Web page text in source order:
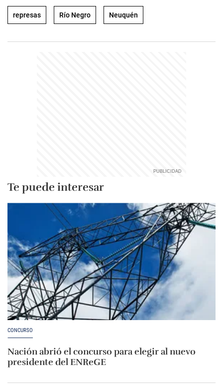
represas Río Negro Neuquén
Te puede interesar
CONCURSO
Nación abrió el concurso para elegir al nuevo
presidente del ENReGE